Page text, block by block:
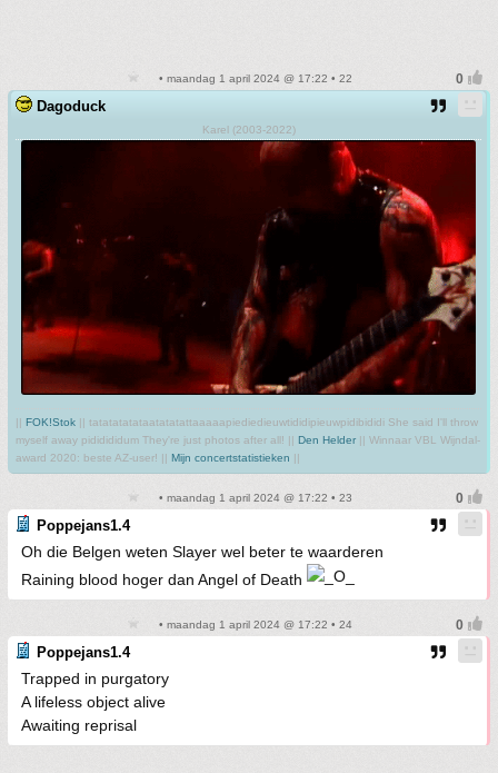
• maandag 1 april 2024 @ 17:22 • 22
Dagoduck
Karel (2003-2022)
FOK!Stok || tatatatatataatatatattaaaaapiediedieuwtididipieuwpidibididi She said I'll throw
myself away pididididum They're just photos after all! || Den Helder || Winnaar VBL Wijndal-
award 2020: beste AZ-user! || Mijn concertstatistieken
• maandag 1 april 2024 @ 17:22 • 23
Poppejans1.4
Oh die Belgen weten Slayer wel beter te waarderen
Raining blood hoger dan Angel of Death
• maandag 1 april 2024 @ 17:22 • 24
Poppejans1.4
Trapped in purgatory
A lifeless object alive
Awaiting reprisal